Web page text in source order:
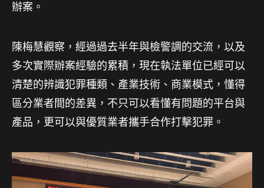
辦案。
陳梅慧觀察，經過過去半年與檢警調的交流，以及
多次實際辦案經驗的累積，現在執法單位已經可以
清楚的辨識犯罪種類、產業技術、商業模式，懂得
區分業者間的差異，不只可以看懂有問題的平台與
產品，更可以與優質業者攜手合作打擊犯罪。